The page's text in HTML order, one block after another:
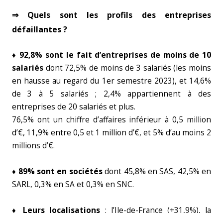
⇒ Quels sont les profils des entreprises
défaillantes ?
♦ 92,8% sont le fait d’entreprises de moins de 10
salariés dont 72,5% de moins de 3 salariés (les moins
en hausse au regard du 1er semestre 2023), et 14,6%
de 3 à 5 salariés ; 2,4% appartiennent à des
entreprises de 20 salariés et plus.
76,5% ont un chiffre d’affaires inférieur à 0,5 million
d’€, 11,9% entre 0,5 et 1 million d’€, et 5% d’au moins 2
millions d’€.
♦ 89% sont en sociétésdont 45,8% en SAS, 42,5% en
SARL, 0,3% en SA et 0,3% en SNC.
♦ Leurs localisations : l’Ile-de-France (+31,9%), la